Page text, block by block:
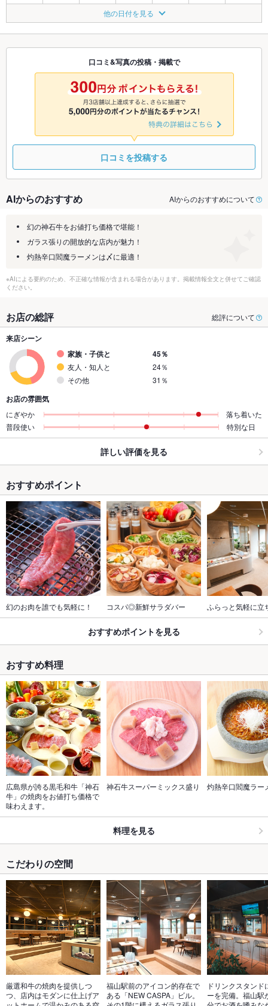
◎ ◎
8/23
◎
8/24
◎
8/25
◎ ◎ ◎
8/28 8/29 8/30
◎
8/31
◎
9/1
◎
9/2 9/3
9/6
◎ ◎ ◎ ◎
他の日付を見る
口コミ&写真の投稿・掲載で
口コミを投稿する
AIからのおすすめ AIからのおすすめについて
幻の神石牛をお値打ち価格で堪能！
ガラス張りの開放的な店内が魅力！
灼熱辛口閻魔ラーメンは〆に最適！
※AIによる要約のため、不正確な情報が含まれる場合があります。掲載情報全文と併せてご確認
ください。
お店の総評 総評について
来店シーン
家族・子供と
45％
友人・知人と
24％
その他
31％
お店の雰囲気
にぎやか
落ち着いた
普段使い
特別な日
詳しい評価を見る
おすすめポイント
幻のお肉を誰でも気軽に！ コスパ◎新鮮サラダバー ふらっと気軽に立
おすすめポイントを見る
おすすめ料理
広島県が誇る黒毛和牛「神石
牛」の焼肉をお値打ち価格で
味わえます。
神石牛スーパーミックス盛り 灼熱辛口閻魔ラー
料理を見る
こだわりの空間
厳選和牛の焼肉を提供しつ
つ、店内はモダンに仕上げア
福山駅前のアイコン的存在で
ある「NEW CASPA」ビル。
ドリンクスタンド
ーを完備。福山駅